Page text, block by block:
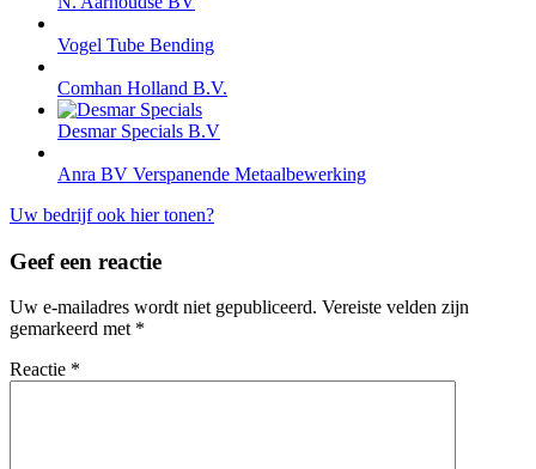
Vogel Tube Bending
Comhan Holland B.V.
Desmar Specials B.V
Anra BV Verspanende Metaalbewerking
Uw bedrijf ook hier tonen?
Geef een reactie
Uw e-mailadres wordt niet gepubliceerd. Vereiste velden zijn
gemarkeerd met *
Reactie *